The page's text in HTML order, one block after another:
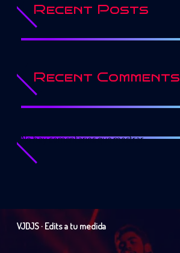
Recent Posts
Recent Comments
No hay comentarios que mostrar.
VJDJS · Edits a tu medida